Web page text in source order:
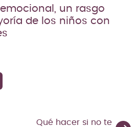
un rasgo
de los niños con
Qué hacer si no te